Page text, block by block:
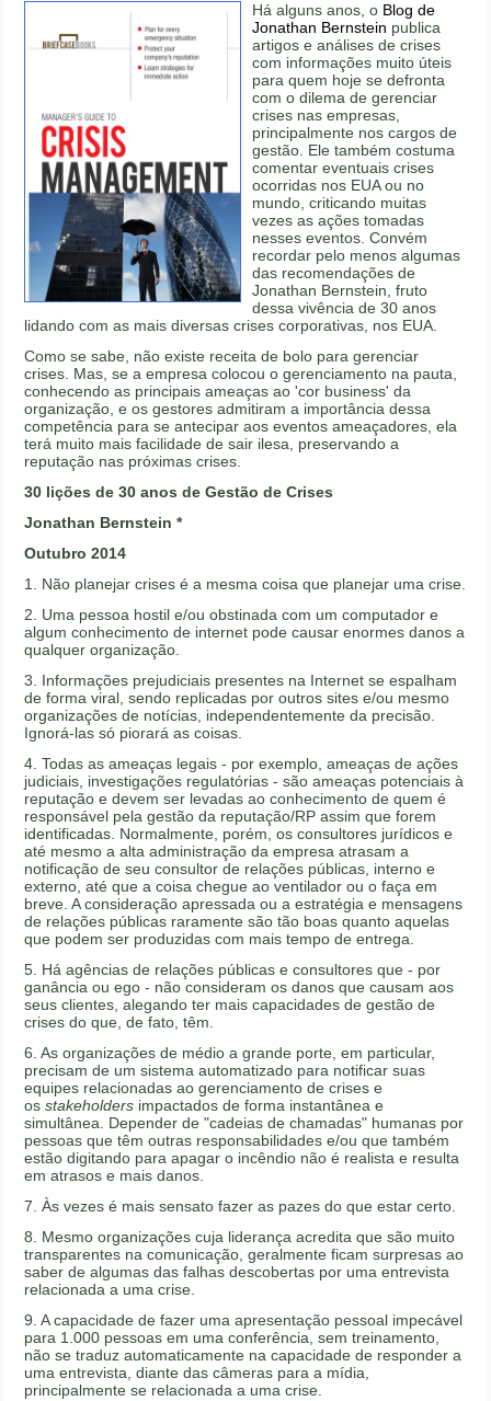
Há alguns anos, o Blog de
Jonathan Bernstein publica
artigos e análises de crises
com informações muito úteis
para quem hoje se defronta
com o dilema de gerenciar
crises nas empresas,
principalmente nos cargos de
gestão. Ele também costuma
comentar eventuais crises
ocorridas nos EUA ou no
mundo, criticando muitas
vezes as ações tomadas
nesses eventos. Convém
recordar pelo menos algumas
das recomendações de
Jonathan Bernstein, fruto
dessa vivência de 30 anos
lidando com as mais diversas crises corporativas, nos EUA.
Como se sabe, não existe receita de bolo para gerenciar
crises. Mas, se a empresa colocou o gerenciamento na pauta,
conhecendo as principais ameaças ao 'cor business' da
organização, e os gestores admitiram a importância dessa
competência para se antecipar aos eventos ameaçadores, ela
terá muito mais facilidade de sair ilesa, preservando a
reputação nas próximas crises.
30 lições de 30 anos de Gestão de Crises
Jonathan Bernstein *
Outubro 2014
1. Não planejar crises é a mesma coisa que planejar uma crise.
2. Uma pessoa hostil e/ou obstinada com um computador e
algum conhecimento de internet pode causar enormes danos a
qualquer organização.
3. Informações prejudiciais presentes na Internet se espalham
de forma viral, sendo replicadas por outros sites e/ou mesmo
organizações de notícias, independentemente da precisão.
Ignorá-las só piorará as coisas.
4. Todas as ameaças legais - por exemplo, ameaças de ações
judiciais, investigações regulatórias - são ameaças potenciais à
reputação e devem ser levadas ao conhecimento de quem é
responsável pela gestão da reputação/RP assim que forem
identificadas. Normalmente, porém, os consultores jurídicos e
até mesmo a alta administração da empresa atrasam a
notificação de seu consultor de relações públicas, interno e
externo, até que a coisa chegue ao ventilador ou o faça em
breve. A consideração apressada ou a estratégia e mensagens
de relações públicas raramente são tão boas quanto aquelas
que podem ser produzidas com mais tempo de entrega.
5. Há agências de relações públicas e consultores que - por
ganância ou ego - não consideram os danos que causam aos
seus clientes, alegando ter mais capacidades de gestão de
crises do que, de fato, têm.
6. As organizações de médio a grande porte, em particular,
precisam de um sistema automatizado para notificar suas
equipes relacionadas ao gerenciamento de crises e
osstakeholders impactados de forma instantânea e
simultânea. Depender de "cadeias de chamadas" humanas por
pessoas que têm outras responsabilidades e/ou que também
estão digitando para apagar o incêndio não é realista e resulta
em atrasos e mais danos.
7. Às vezes é mais sensato fazer as pazes do que estar certo.
8. Mesmo organizações cuja liderança acredita que são muito
transparentes na comunicação, geralmente ficam surpresas ao
saber de algumas das falhas descobertas por uma entrevista
relacionada a uma crise.
9. A capacidade de fazer uma apresentação pessoal impecável
para 1.000 pessoas em uma conferência, sem treinamento,
não se traduz automaticamente na capacidade de responder a
uma entrevista, diante das câmeras para a mídia,
principalmente se relacionada a uma crise.